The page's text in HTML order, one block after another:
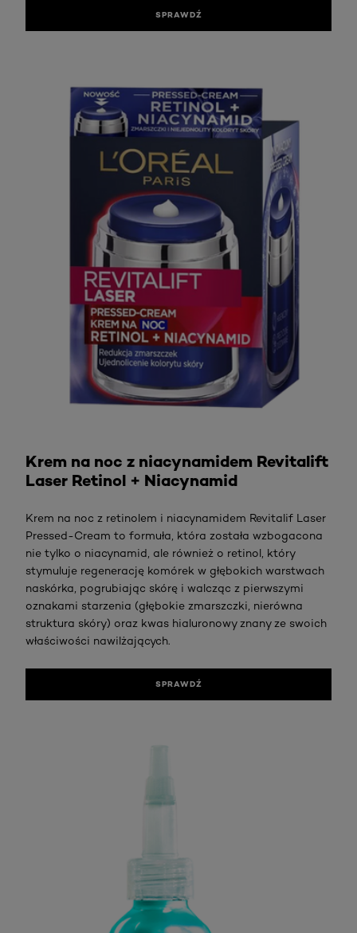
SPRAWDŹ
Krem na noc z niacynamidem Revitalift
Laser Retinol + Niacynamid
Krem na noc z retinolem i niacynamidem Revitalif Laser
Pressed-Cream to formuła, która została wzbogacona
nie tylko o niacynamid, ale również o retinol, który
stymuluje regenerację komórek w głębokich warstwach
naskórka, pogrubiając skórę i walcząc z pierwszymi
oznakami starzenia (głębokie zmarszczki, nierówna
struktura skóry) oraz kwas hialuronowy znany ze swoich
właściwości nawilżających.
SPRAWDŹ